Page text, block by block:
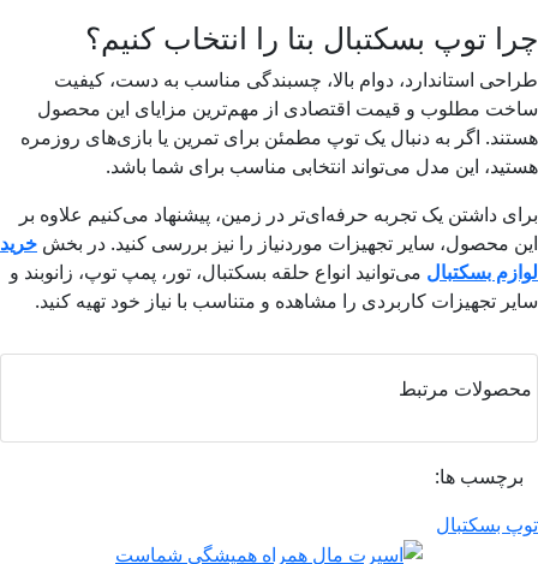
توپ بسکتبال بتا را انتخاب کنیم؟
استاندارد، دوام بالا، چسبندگی مناسب به دست، کیفیت
مطلوب و قیمت اقتصادی از مهم‌ترین مزایای این محصول
اگر به دنبال یک توپ مطمئن برای تمرین یا بازی‌های روزمره
این مدل می‌تواند انتخابی مناسب برای شما باشد.
داشتن یک تجربه حرفه‌ای‌تر در زمین، پیشنهاد می‌کنیم علاوه بر
سایر تجهیزات موردنیاز را نیز بررسی کنید. در بخشخرید
بسکتبالمی‌توانید انواع حلقه بسکتبال، تور، پمپ توپ، زانوبند و
تجهیزات کاربردی را مشاهده و متناسب با نیاز خود تهیه کنید.
مرتبط
ها:
بسکتبال